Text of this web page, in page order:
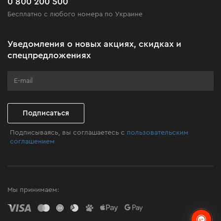
Черная пятница
Клуб мастерства
Бесплатно с любого номера по Украине
Уведомления о новых акциях, скидках и
спецпредложениях
Подписаться
Подписываясь, вы соглашаетесь с пользовательским
соглашением
Мы принимаем: